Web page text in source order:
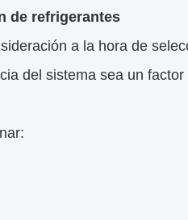
de refrigerantes
a la hora de
del sistema sea un